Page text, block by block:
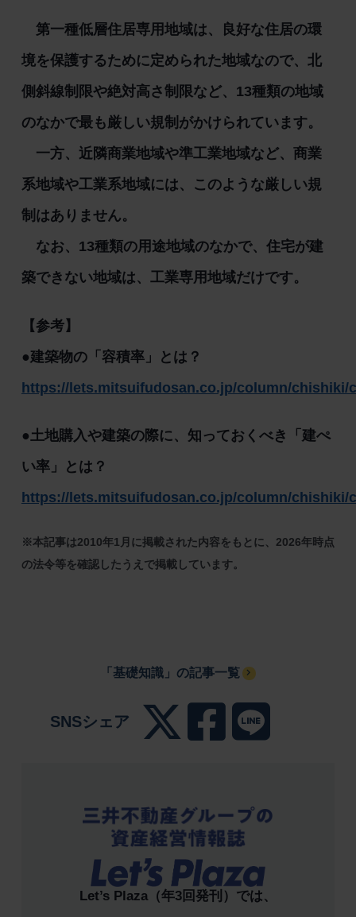
第一種低層住居専用地域は、良好な住居の環
境を保護するために定められた地域なので、北
側斜線制限や絶対高さ制限など、 13種類の地域
のなかで最も厳しい規制がかけられています。
一方、近隣商業地域や準工業地域など、商業
系地域や工業系地域には、このような厳しい規
制はありません。
なお、13種類の用途地域のなかで、住宅が建
築できない地域は、工業専用地域だけです。
【参考】
●建築物の「容積率」とは？
https://lets.mitsuifudosan.co.jp/column/chishiki/
●土地購入や建築の際に、知っておくべき「建ぺ
い率」とは？
https://lets.mitsuifudosan.co.jp/column/chishiki/
※本記事は2010年1月に掲載された内容をもとに、2026年時点
の法令等を確認したうえで掲載しています。
「基礎知識」の記事一覧
SNSシェア
Let’s Plaza（年3回発刊）では、